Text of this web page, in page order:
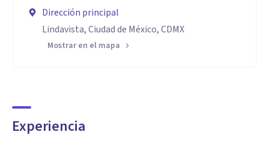
Dirección principal
Lindavista, Ciudad de México, CDMX
Mostrar en el mapa
Experiencia